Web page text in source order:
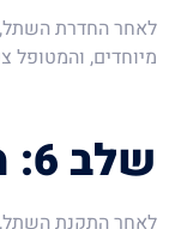
לאחר החדרת השתל,
מיוחדים,
שלב 6: מעקב והטמעה של השתל